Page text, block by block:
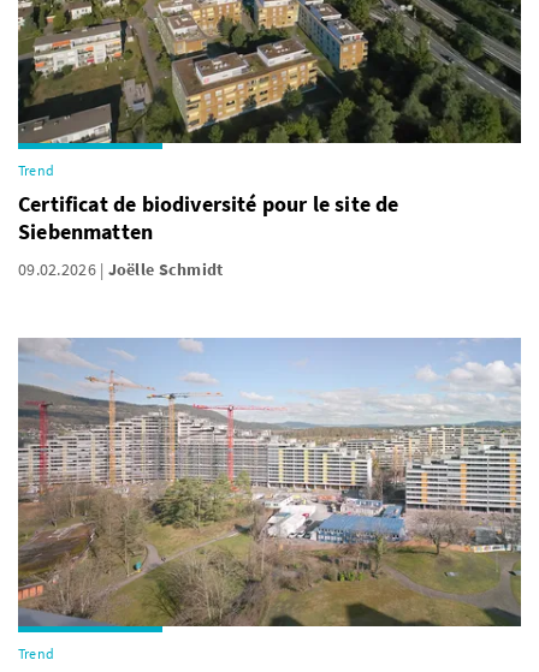
Trend
Certificat de biodiversité pour le site de
Siebenmatten
09.02.2026 Joëlle Schmidt
Trend